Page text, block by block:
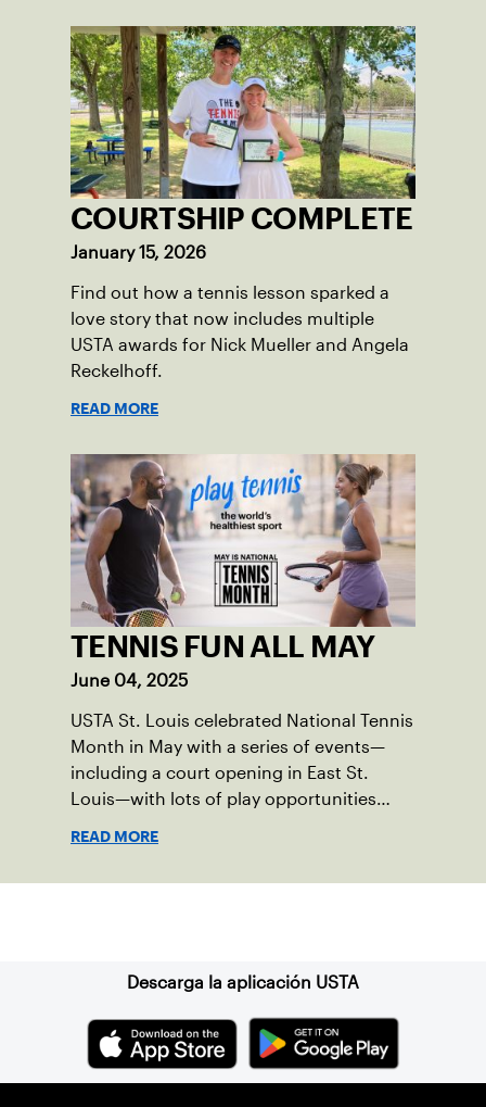
COURTSHIP COMPLETE
January 15, 2026
Find out how a tennis lesson sparked a
love story that now includes multiple
USTA awards for Nick Mueller and Angela
Reckelhoff.
READ MORE
TENNIS FUN ALL MAY
June 04, 2025
USTA St. Louis celebrated National Tennis
Month in May with a series of events—
including a court opening in East St.
Louis—with lots of play opportunities
READ MORE
Descarga la aplicación USTA